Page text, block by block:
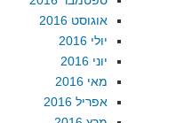
אוגוסט 2016
יולי 2016
יוני 2016
מאי 2016
אפריל 2016